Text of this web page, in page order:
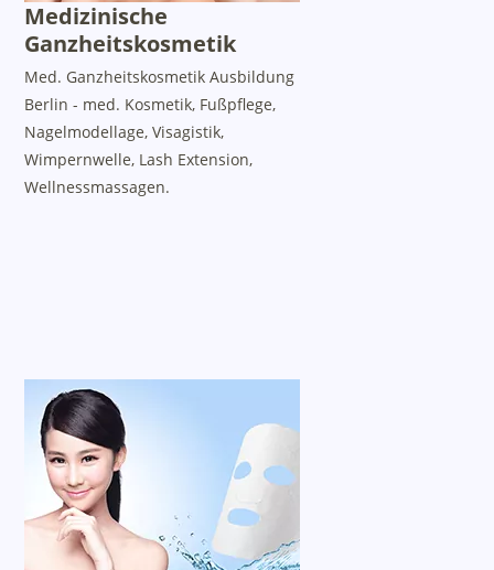
Medizinische
Ganzheitskosmetik
Med. Ganzheitskosmetik Ausbildung
Berlin - med. Kosmetik, Fußpflege,
Nagelmodellage, Visagistik,
Wimpernwelle, Lash Extension,
Wellnessmassagen.